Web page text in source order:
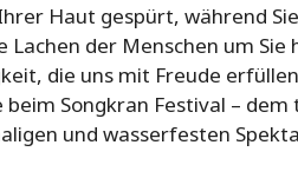
Haut gespürt, während
der Menschen um Sie
die uns mit Freude
Songkran Festival – dem
und wasserfesten